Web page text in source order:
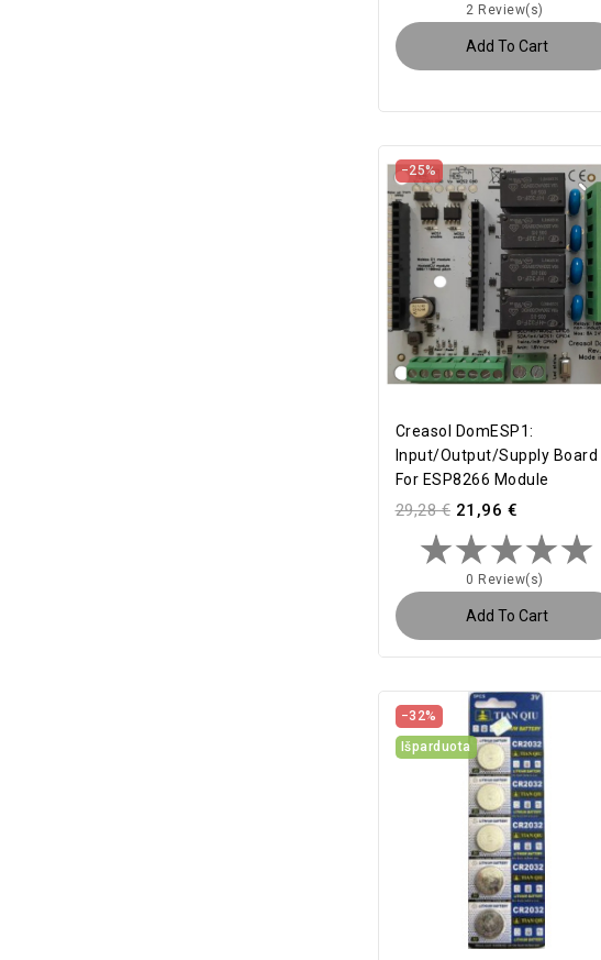
2 Review(s)
Add To Cart
−25%
Creasol DomESP1:
Input/output/supply Board
For ESP8266 Module
29,28 € 21,96 €
0 Review(s)
Add To Cart
−32%
Išparduota